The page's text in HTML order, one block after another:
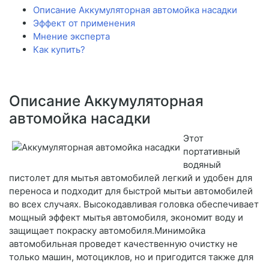
Описание Аккумуляторная автомойка насадки
Эффект от применения
Мнение эксперта
Как купить?
Описание Аккумуляторная
автомойка насадки
Этот
портативный
водяный
пистолет для мытья автомобилей легкий и удобен для
переноса и подходит для быстрой мытьи автомобилей
во всех случаях. Высокодавливая головка обеспечивает
мощный эффект мытья автомобиля, экономит воду и
защищает покраску автомобиля.Минимойка
автомобильная проведет качественную очистку не
только машин, мотоциклов, но и пригодится также для